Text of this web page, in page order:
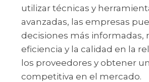
utilizar técnicas y
avanzadas, las empresas
decisiones más informadas,
eficiencia y la calidad en la
los proveedores y obtener
competitiva en el mercado.